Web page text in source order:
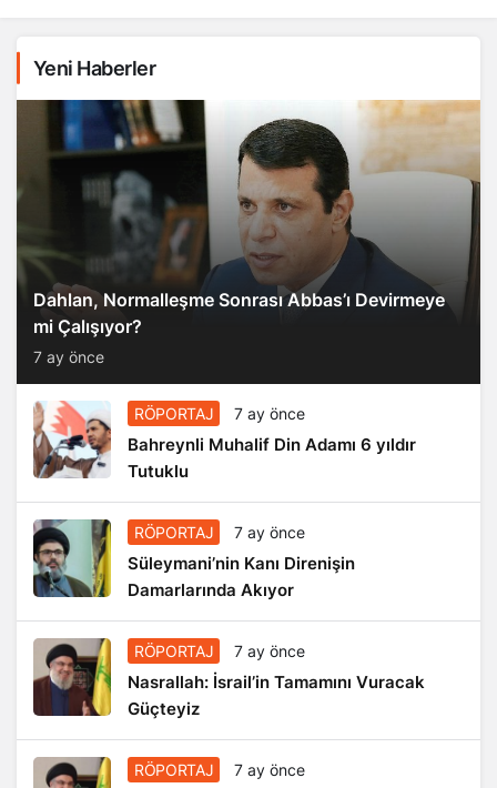
Yeni Haberler
Dahlan, Normalleşme Sonrası Abbas’ı Devirmeye
mi Çalışıyor?
7 ay önce
RÖPORTAJ 7 ay önce
Bahreynli Muhalif Din Adamı 6 yıldır
Tutuklu
RÖPORTAJ 7 ay önce
Süleymani’nin Kanı Direnişin
Damarlarında Akıyor
RÖPORTAJ 7 ay önce
Nasrallah: İsrail’in Tamamını Vuracak
Güçteyiz
RÖPORTAJ 7 ay önce